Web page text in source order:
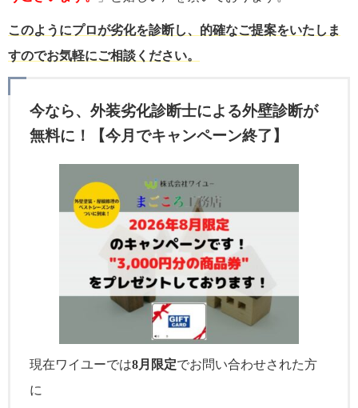
このようにプロが劣化を診断し、的確なご提案をいたしま
すのでお気軽にご相談ください。
今なら、外装劣化診断士による外壁診断が
無料に！【今月でキャンペーン終了】
現在ワイユーでは8月限定でお問い合わせされた方
に